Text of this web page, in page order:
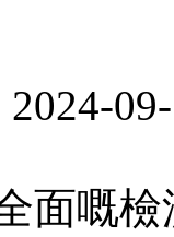
2024-
面嘅